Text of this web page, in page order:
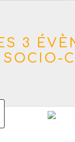
3
SOCIO-